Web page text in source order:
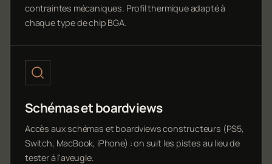
contraintes mécaniques. Profil thermique adapté à
chaque type de chip BGA.
Schémas et boardviews
Accès aux schémas et boardviews constructeurs (PS5,
Switch, MacBook, iPhone) : on suit les pistes au lieu de
tester à l'aveugle.